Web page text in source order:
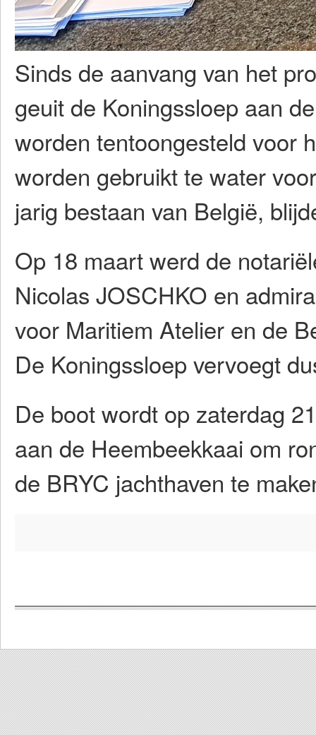
Sinds de aanvang van het
geuit de Koningssloep aan
worden tentoongesteld voor
worden gebruikt te water
jarig bestaan van België,
Op 18 maart werd de
Nicolas JOSCHKO en
voor Maritiem Atelier en de
De Koningssloep vervoegt
De boot wordt op zaterdag
aan de Heembeekkaai om
de BRYC jachthaven te